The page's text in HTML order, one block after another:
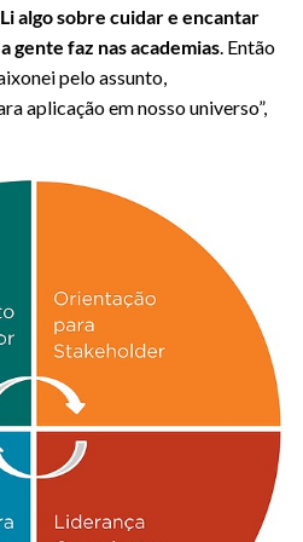
algo sobre cuidar e encantar
gente faz nas academias. Então
pelo assunto,
aplicação em nosso universo”,